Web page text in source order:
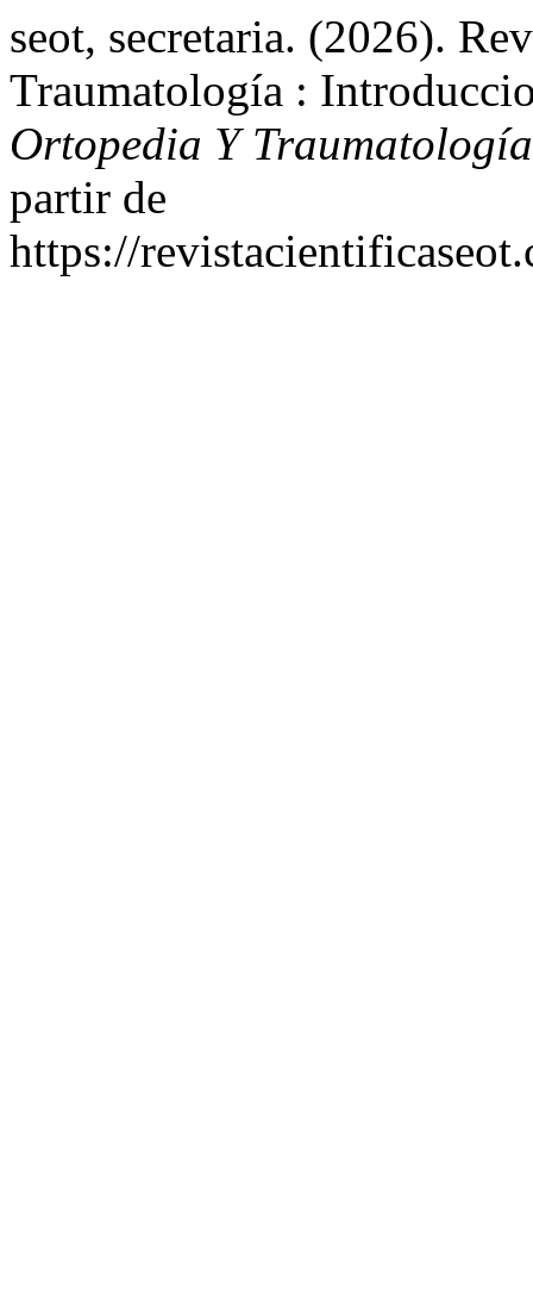
seot, secretaria. (2026).
Traumatología :
Ortopedia Y Traumatología
partir de
https://